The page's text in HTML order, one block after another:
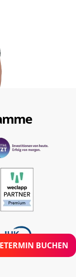
BUCHEN